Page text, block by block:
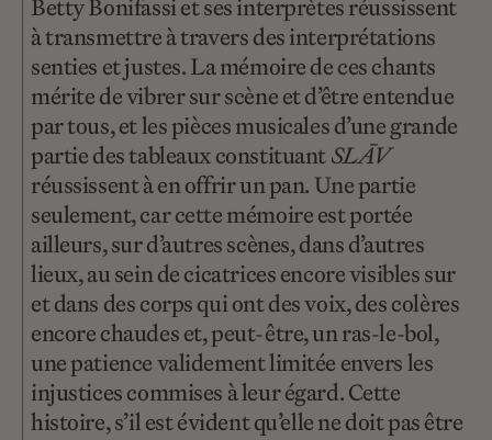
Betty Bonifassi et ses interprètes réussissent
à transmettre à travers des interprétations
senties et justes. La mémoire de ces chants
mérite de vibrer sur scène et d’être entendue
par tous, et les pièces musicales d’une grande
partie des tableaux constituantSLĀV
réussissent à en offrir un pan. Une partie
seulement, car cette mémoire est portée
ailleurs, sur d’autres scènes, dans d’autres
lieux, au sein de cicatrices encore visibles sur
et dans des corps qui ont des voix, des colères
encore chaudes et, peut-être, un ras-le-bol,
une patience validement limitée envers les
injustices commises à leur égard. Cette
histoire, s’il est évident qu’elle ne doit pas être